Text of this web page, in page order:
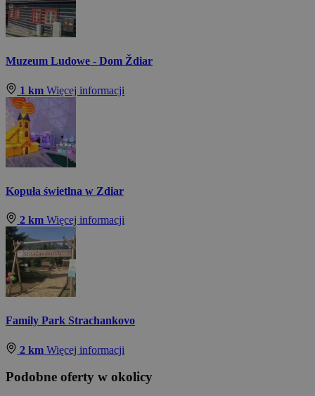
Muzeum Ludowe - Dom Ždiar
1 km Więcej informacji
Kopuła świetlna w Zdiar
2 km Więcej informacji
Family Park Strachankovo
2 km Więcej informacji
Podobne oferty w okolicy